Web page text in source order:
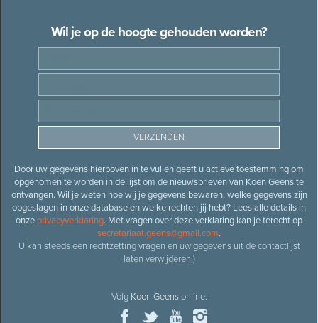
Wil je op de hoogte gehouden worden?
Door uw gegevens hierboven in te vullen geeft u actieve toestemming om
opgenomen te worden in de lijst om de nieuwsbrieven van Koen Geens te
ontvangen. Wil je weten hoe wij je gegevens bewaren, welke gegevens zijn
opgeslagen in onze database en welke rechten jij hebt? Lees alle details in
onze privacyverklaring. Met vragen over deze verklaring kan je terecht op
secretariaat.geens@gmail.com.
U kan steeds een rechtzetting vragen en uw gegevens uit de contactlijst
laten verwijderen.)
Volg Koen Geensonline: